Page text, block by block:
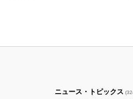
ニュース・トピックス